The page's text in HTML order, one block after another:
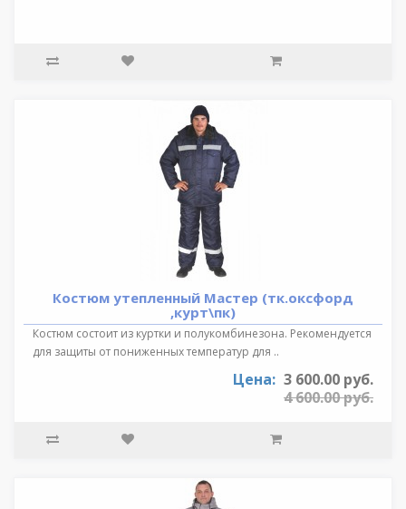
Костюм утепленный Мастер (тк.оксфорд
,курт\пк)
Костюм состоит из куртки и полукомбинезона. Рекомендуется
для защиты от пониженных температур для ..
Цена: 3 600.00 руб.
4 600.00 руб.